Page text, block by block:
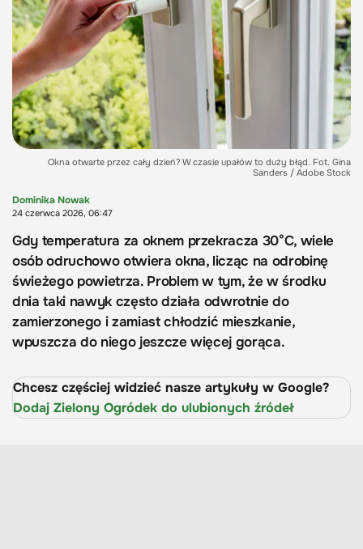
Okna otwarte przez cały dzień? W czasie upałów to duży błąd. Fot. Gina
Sanders / Adobe Stock
Dominika Nowak
24 czerwca 2026, 06:47
Gdy temperatura za oknem przekracza 30°C, wiele
osób odruchowo otwiera okna, licząc na odrobinę
świeżego powietrza. Problem w tym, że w środku
dnia taki nawyk często działa odwrotnie do
zamierzonego i zamiast chłodzić mieszkanie,
wpuszcza do niego jeszcze więcej gorąca.
Chcesz częściej widzieć nasze artykuły w Google?
Dodaj Zielony Ogródek do ulubionych źródeł